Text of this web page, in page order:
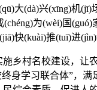
大(dà)兴(xīng)机
为(wèi)国
快(kuài)推(tuī)进
村名校建设，让农
身学习联合体”，